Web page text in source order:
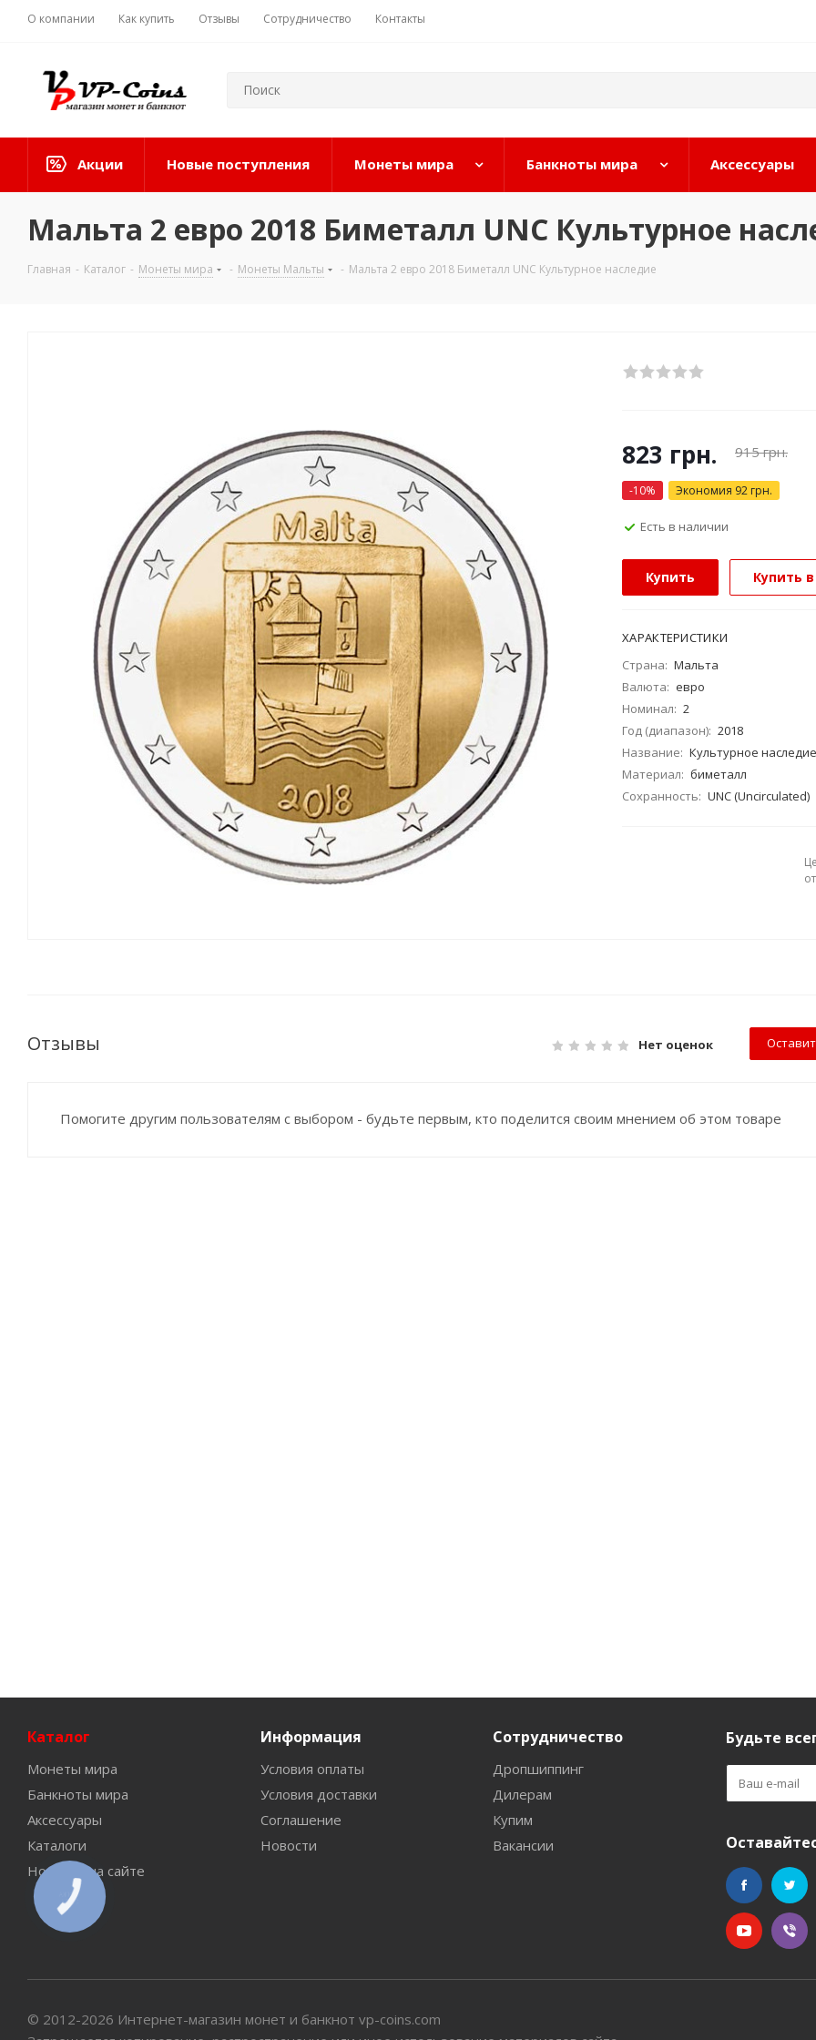
О компании Как купить Отзывы Сотрудничество Контакты
Акции Новые поступления Монеты мира Банкноты мира Аксессуары
Мальта 2 евро 2018 Биметалл UNC Культурное
Главная - Каталог - Монеты мира - Монеты Мальты - Мальта 2 евро 2018 Биметалл UNC Культурное наследие
823 грн. 915грн.
-10% Экономия 92 грн.
Есть в наличии
Купить Купить
ХАРАКТЕРИСТИКИ
Страна: Мальта
Валюта: евро
Номинал: 2
Год (диапазон): 2018
Название: Культурное наследие
Материал: биметалл
Сохранность: UNC (Uncirculated)
Отзывы Нет оценок
Помогите другим пользователям с выбором - будьте первым, кто поделится своим мнением об этом товаре
Каталог
Монеты мира
Банкноты мира
Аксессуары
Каталоги
Новинки на сайте
Информация
Условия оплаты
Условия доставки
Соглашение
Новости
Сотрудничество
Дропшиппинг
Дилерам
Купим
Вакансии
Будьте
© 2012-2026 Интернет-магазин монет и банкнот vp-coins.com
КНОПКА
СВЯЗИ